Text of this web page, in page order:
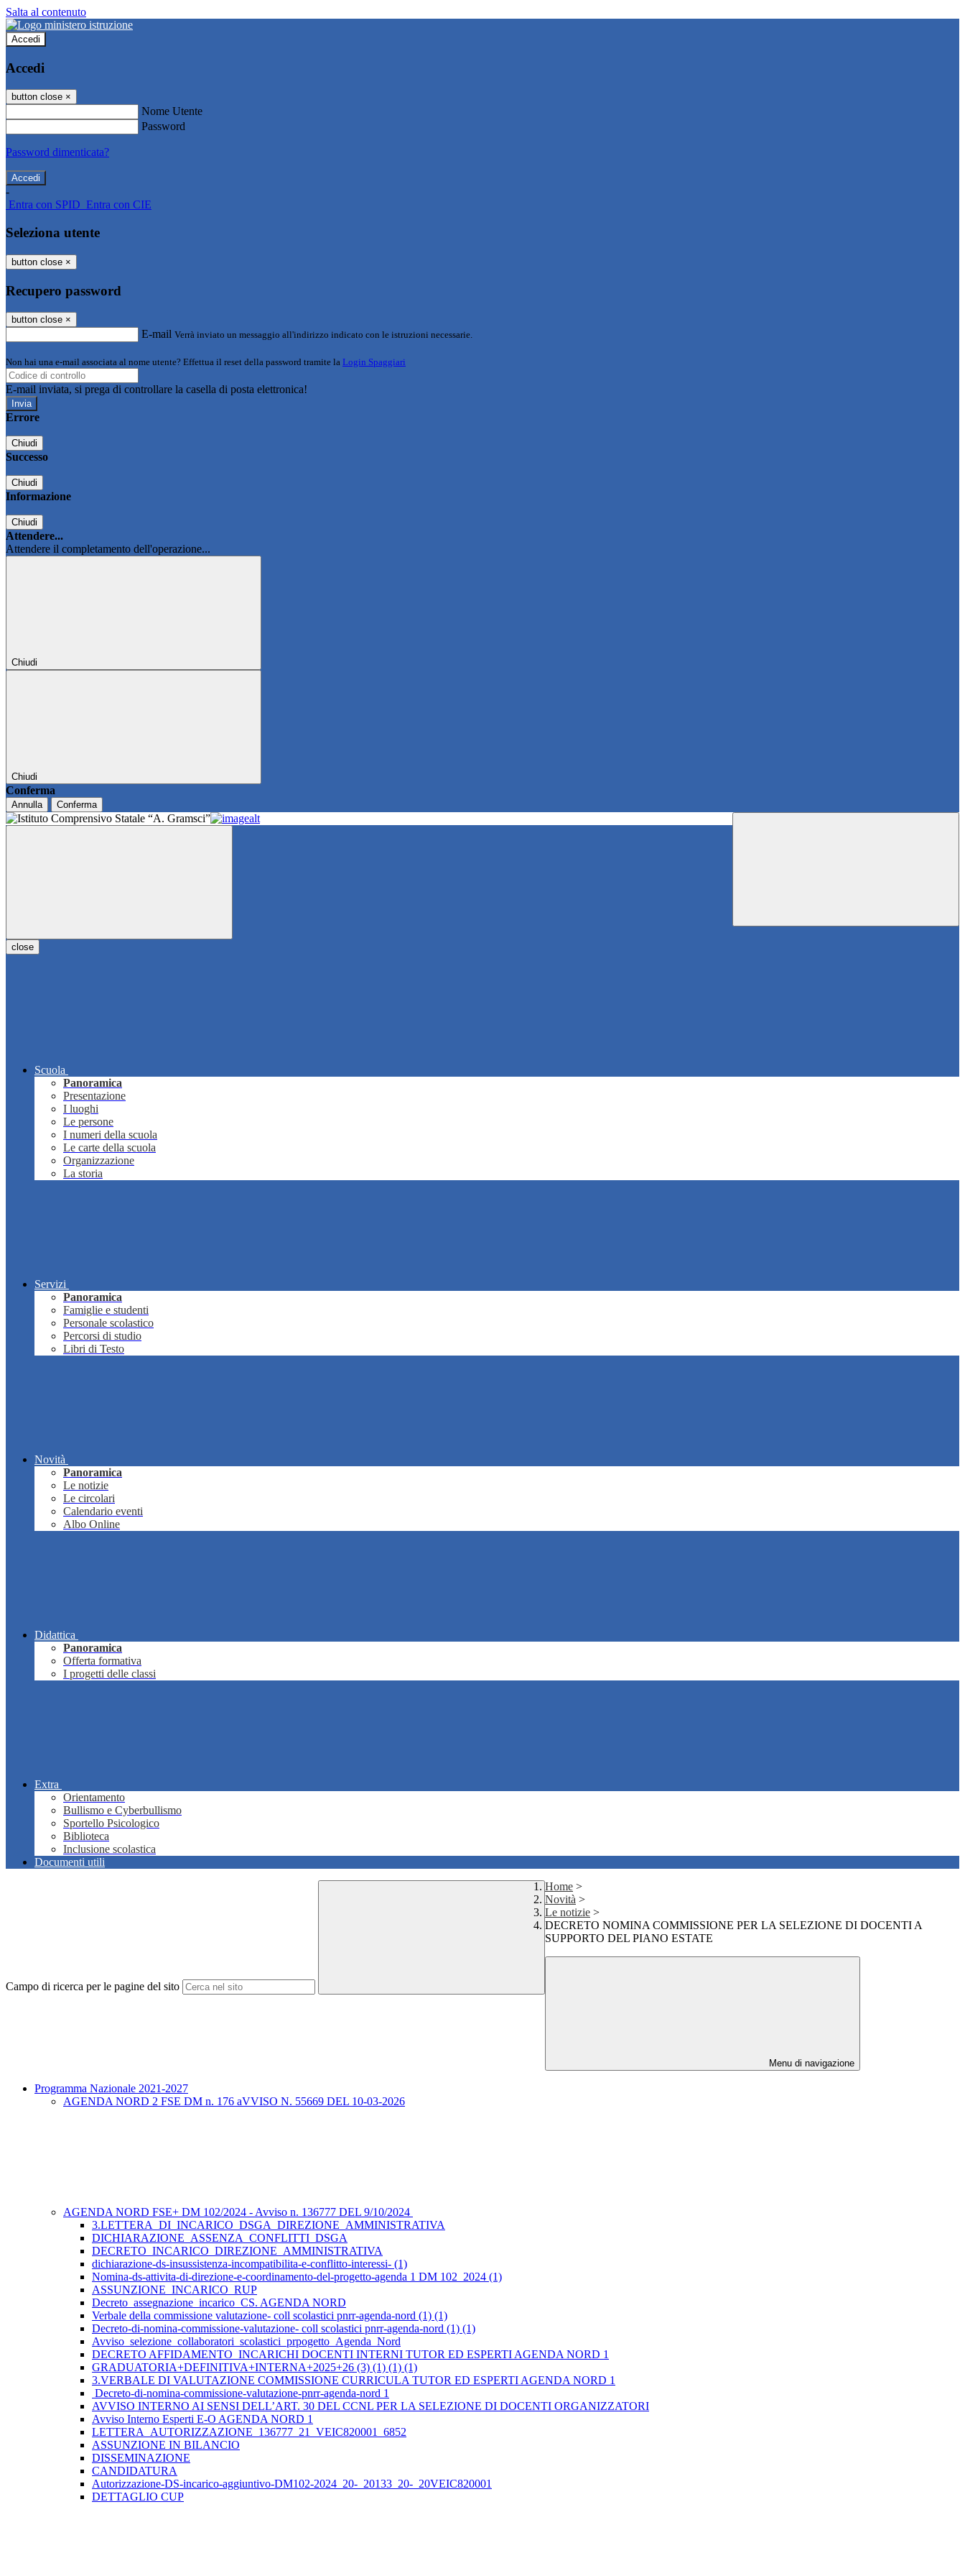
Salta al contenuto
Accedi
Accedi
button close ×
Nome Utente
Password
Password dimenticata?
-
Entra con SPID Entra con CIE
Seleziona utente
button close ×
Recupero password
button close ×
E-mail Verrà inviato un messaggio all'indirizzo indicato con le istruzioni necessarie.
Non hai una e-mail associata al nome utente? Effettua il reset della password tramite la Login Spaggiari
E-mail inviata, si prega di controllare la casella di posta elettronica!
Errore
Chiudi
Successo
Chiudi
Informazione
Chiudi
Attendere...
Attendere il completamento dell'operazione...
Chiudi
Chiudi
Conferma
Annulla Conferma
close
Scuola
Panoramica
Presentazione
I luoghi
Le persone
I numeri della scuola
Le carte della scuola
Organizzazione
La storia
Servizi
Panoramica
Famiglie e studenti
Personale scolastico
Percorsi di studio
Libri di Testo
Novità
Panoramica
Le notizie
Le circolari
Calendario eventi
Albo Online
Didattica
Panoramica
Offerta formativa
I progetti delle classi
Extra
Orientamento
Bullismo e Cyberbullismo
Sportello Psicologico
Biblioteca
Inclusione scolastica
Documenti utili
Campo di ricerca per le pagine del sito
Home >
Novità >
Le notizie >
DECRETO NOMINA COMMISSIONE PER LA SELEZIONE DI DOCENTI A
SUPPORTO DEL PIANO ESTATE
Menu di navigazione
Programma Nazionale 2021-2027
AGENDA NORD 2 FSE DM n. 176 aVVISO N. 55669 DEL 10-03-2026
AGENDA NORD FSE+ DM 102/2024 - Avviso n. 136777 DEL 9/10/2024
3.LETTERA_DI_INCARICO_DSGA_DIREZIONE_AMMINISTRATIVA
DICHIARAZIONE_ASSENZA_CONFLITTI_DSGA
DECRETO_INCARICO_DIREZIONE_AMMINISTRATIVA
dichiarazione-ds-insussistenza-incompatibilita-e-conflitto-interessi- (1)
Nomina-ds-attivita-di-direzione-e-coordinamento-del-progetto-agenda 1 DM 102_2024 (1)
ASSUNZIONE_INCARICO_RUP
Decreto_assegnazione_incarico_CS. AGENDA NORD
Verbale della commissione valutazione- coll scolastici pnrr-agenda-nord (1) (1)
Decreto-di-nomina-commissione-valutazione- coll scolastici pnrr-agenda-nord (1) (1)
Avviso_selezione_collaboratori_scolastici_prpogetto_Agenda_Nord
DECRETO AFFIDAMENTO INCARICHI DOCENTI INTERNI TUTOR ED ESPERTI AGENDA NORD 1
GRADUATORIA+DEFINITIVA+INTERNA+2025+26 (3) (1) (1) (1)
3.VERBALE DI VALUTAZIONE COMMISSIONE CURRICULA TUTOR ED ESPERTI AGENDA NORD 1
Decreto-di-nomina-commissione-valutazione-pnrr-agenda-nord 1
AVVISO INTERNO AI SENSI DELL’ART. 30 DEL CCNL PER LA SELEZIONE DI DOCENTI ORGANIZZATORI
Avviso Interno Esperti E-O AGENDA NORD 1
LETTERA_AUTORIZZAZIONE_136777_21_VEIC820001_6852
ASSUNZIONE IN BILANCIO
DISSEMINAZIONE
CANDIDATURA
Autorizzazione-DS-incarico-aggiuntivo-DM102-2024_20-_20133_20-_20VEIC820001
DETTAGLIO CUP